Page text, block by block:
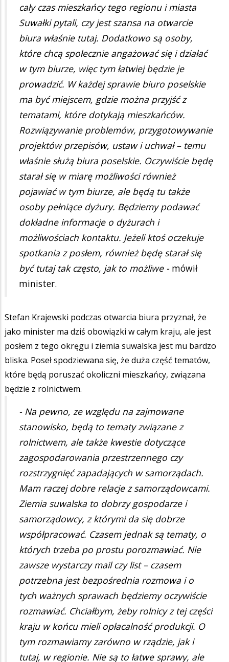
cały czas mieszkańcy tego regionu i miasta
Suwałki pytali, czy jest szansa na otwarcie
biura właśnie tutaj. Dodatkowo są osoby,
które chcą społecznie angażować się i działać
w tym biurze, więc tym łatwiej będzie je
prowadzić. W każdej sprawie biuro poselskie
ma być miejscem, gdzie można przyjść z
tematami, które dotykają mieszkańców.
Rozwiązywanie problemów, przygotowywanie
projektów przepisów, ustaw i uchwał – temu
właśnie służą biura poselskie. Oczywiście będę
starał się w miarę możliwości również
pojawiać w tym biurze, ale będą tu także
osoby pełniące dyżury. Będziemy podawać
dokładne informacje o dyżurach i
możliwościach kontaktu. Jeżeli ktoś oczekuje
spotkania z posłem, również będę starał się
być tutaj tak często, jak to możliwe - mówił
minister.
Stefan Krajewski podczas otwarcia biura przyznał, że
jako minister ma dziś obowiązki w całym kraju, ale jest
posłem z tego okręgu i ziemia suwalska jest mu bardzo
bliska. Poseł spodziewana się, że duża część tematów,
które będą poruszać okoliczni mieszkańcy, związana
będzie z rolnictwem.
- Na pewno, ze względu na zajmowane
stanowisko, będą to tematy związane z
rolnictwem, ale także kwestie dotyczące
zagospodarowania przestrzennego czy
rozstrzygnięć zapadających w samorządach.
Mam raczej dobre relacje z samorządowcami.
Ziemia suwalska to dobrzy gospodarze i
samorządowcy, z którymi da się dobrze
współpracować. Czasem jednak są tematy, o
których trzeba po prostu porozmawiać. Nie
zawsze wystarczy mail czy list – czasem
potrzebna jest bezpośrednia rozmowa i o
tych ważnych sprawach będziemy oczywiście
rozmawiać. Chciałbym, żeby rolnicy z tej części
kraju w końcu mieli opłacalność produkcji. O
tym rozmawiamy zarówno w rządzie, jak i
tutaj, w regionie. Nie są to łatwe sprawy, ale